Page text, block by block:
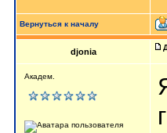
Вернуться к началу
djonia
Академ.